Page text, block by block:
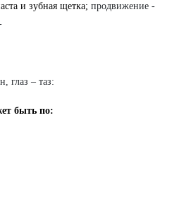
и зубная щетка; продвижение -
глаз – таз:
быть по: